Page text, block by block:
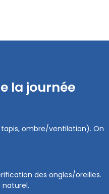
la journée
ombre/ventilation). On
des ongles/oreilles.